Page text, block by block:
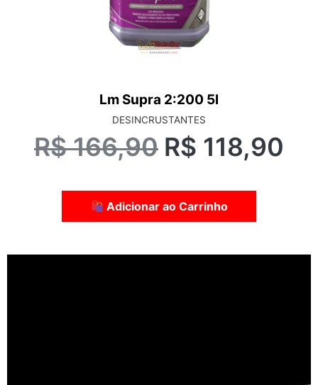
Lm Supra 2:200 5l
DESINCRUSTANTES
R$166,90 R$ 118,90
Adicionar ao Carrinho